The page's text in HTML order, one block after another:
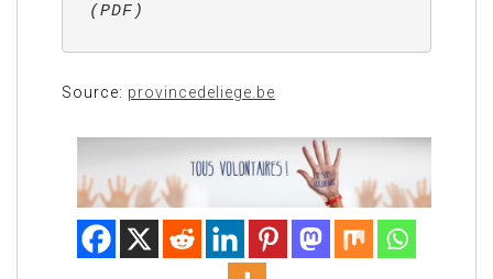
(PDF)
Source: provincedeliege.be